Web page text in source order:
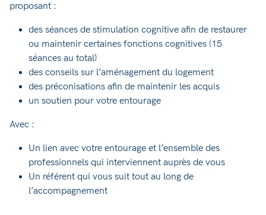
proposant :
des séances de stimulation cognitive afin de restaurer
ou maintenir certaines fonctions cognitives (15
séances au total)
des conseils sur l’aménagement du logement
des préconisations afin de maintenir les acquis
un soutien pour votre entourage
Avec :
Un lien avec votre entourage et l’ensemble des
professionnels qui interviennent auprès de vous
Un référent qui vous suit tout au long de
l’accompagnement